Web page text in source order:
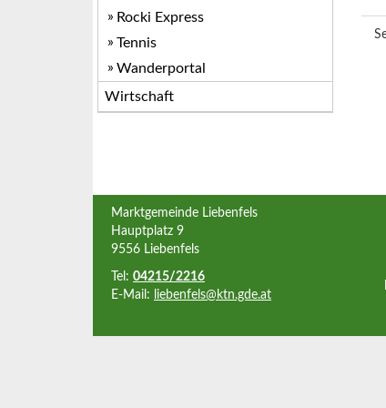
Rocki Express
Tennis
Wanderportal
Wirtschaft
Marktgemeinde Liebenfels
Hauptplatz 9
9556 Liebenfels
Tel: 04215/2216
E-Mail:
liebenfels@ktn.gde.at